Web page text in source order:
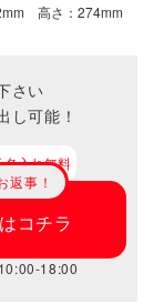
高さ：274mm
さい
し可能！
名入れ無料
コチラ
事！
18:00